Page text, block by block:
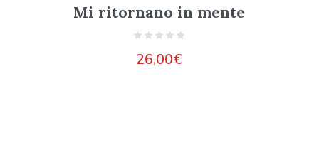
Mi ritornano in mente
26,00€